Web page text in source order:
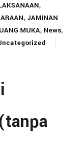
,
, JAMINAN
MUKA, News,